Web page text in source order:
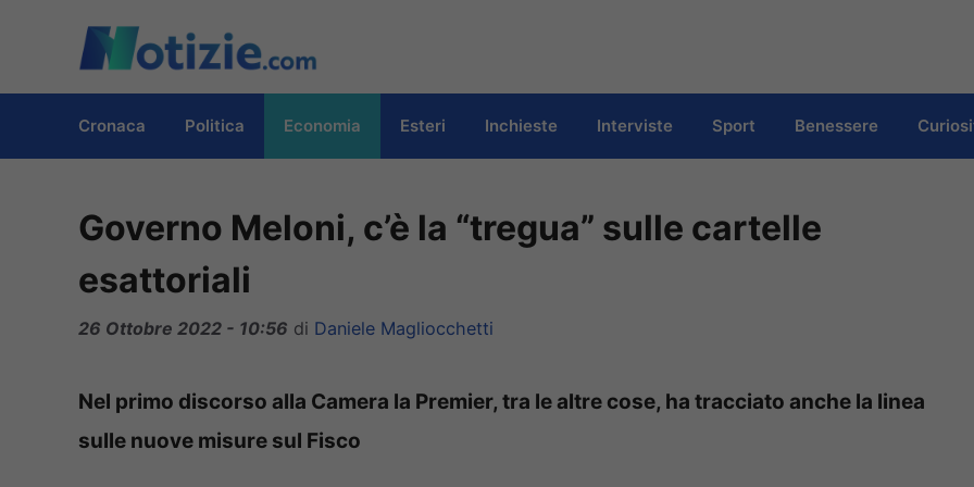
contenuto
Cronaca Politica Economia Esteri Inchieste Interviste Sport Benessere
Governo Meloni, c’è la “tregua” sulle cartelle
esattoriali
26 Ottobre 2022 - 10:56 di Daniele Magliocchetti
Nel primo discorso alla Camera la Premier, tra le altre cose, ha tracciato anche la linea
sulle nuove misure sul Fisco